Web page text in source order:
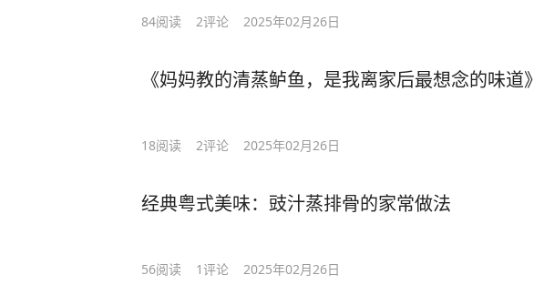
84阅读 2评论 2025年02月26日
《妈妈教的清蒸鲈鱼，是我离家后最想念的味道》
18阅读 2评论 2025年02月26日
经典粤式美味：豉汁蒸排骨的家常做法
56阅读 1评论 2025年02月26日